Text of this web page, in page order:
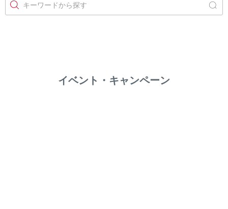
キーワードから探す
イベント・キャンペーン